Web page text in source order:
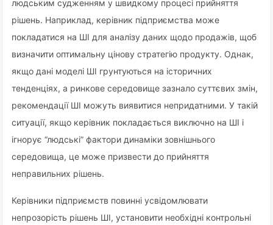
людським судженням у швидкому процесі прийняття
рішень. Наприклад, керівник підприємства може
покладатися на ШІ для аналізу даних щодо продажів, щоб
визначити оптимальну цінову стратегію продукту. Однак,
якщо дані моделі ШІ грунтуються на історичних
тенденціях, а ринкове середовище зазнало суттєвих змін,
рекомендації ШІ можуть виявитися непридатними. У такій
ситуації, якщо керівник покладається виключно на ШІ і
ігнорує “людські” фактори динаміки зовнішнього
середовища, це може призвести до прийняття
неправильних рішень.
Керівники підприємств повинні усвідомлювати
непрозорість рішень ШІ, установити необхідні контрольні